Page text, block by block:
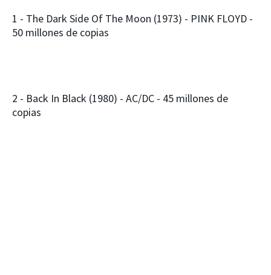
1 - The Dark Side Of The Moon (1973) - PINK FLOYD -
50 millones de copias
2 - Back In Black (1980) - AC/DC - 45 millones de
copias